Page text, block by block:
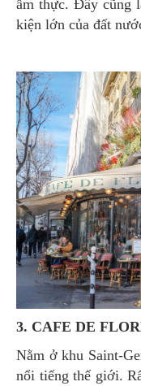
ẩm thực. Đây cũng
kiện lớn của đất
3. CAFE DE
Nằm ở khu Saint-Germain-des-Prés, đây là tiệm cà phê
nổi tiếng thế giới.